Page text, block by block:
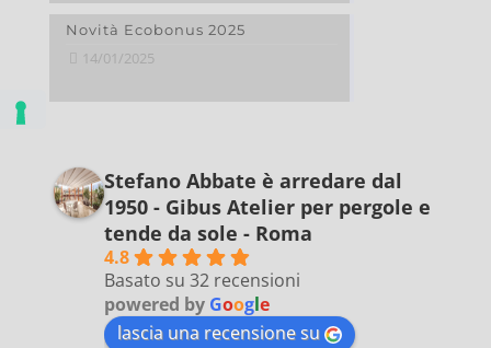
Novità Ecobonus 2025
14/01/2025
Stefano Abbate è arredare dal
1950 - Gibus Atelier per pergole e
tende da sole - Roma
4.8
Basato su 32 recensioni
powered by Google
lascia una recensione su